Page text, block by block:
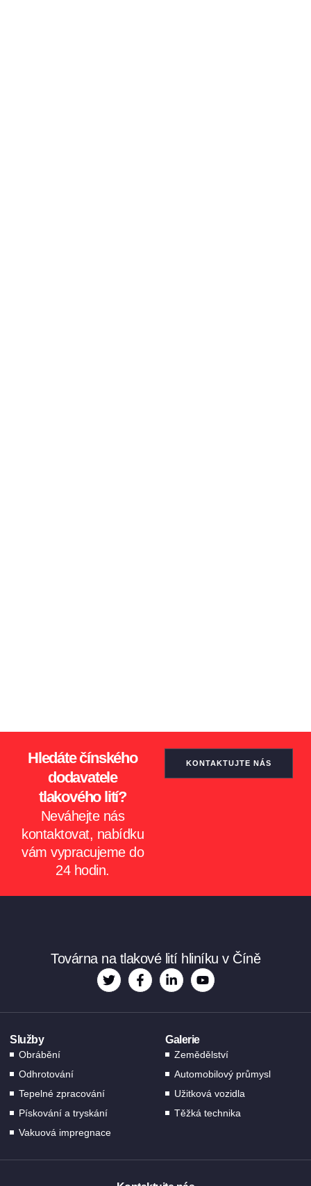
Hledáte čínského
dodavatele
tlakového lití?
Neváhejte nás
kontaktovat, nabídku
vám vypracujeme do
24 hodin.
KONTAKTUJTE NÁS
Továrna na tlakové lití hliníku v Číně
Služby
Obrábění
Odhrotování
Tepelné zpracování
Pískování a tryskání
Vakuová impregnace
Galerie
Zemědělství
Automobilový průmysl
Užitková vozidla
Těžká technika
AR
PT
HU
EN_GB
SV